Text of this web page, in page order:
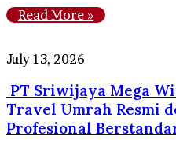
Read More »
PT
Mega
Wisata,
Perusahaan
Travel
July 13, 2026
PT Sriwijaya Mega
Travel Umrah Resmi
Profesional